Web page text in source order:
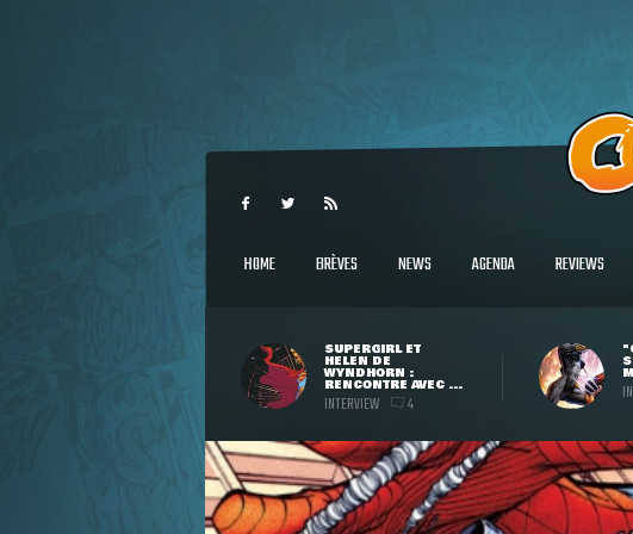
HOME BRÈVES NEWS AGENDA REVIEWS
SUPERGIRL ET
HELEN DE
WYNDHORN :
RENCONTRE AVEC ...
INTERVIEW 4